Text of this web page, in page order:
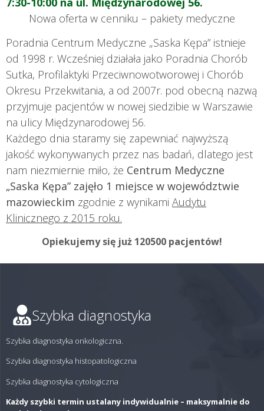
Nowa oferta w cenniku – pakiety medyczne
Poradnia Centrum Medyczne „Saska Kępa” istnieje
od 1998 r. Wcześniej działała jako Poradnia Chorób
Sutka, Profilaktyki Przeciwnowotworowej i Chorób
Okresu Przekwitania, a od 2007r. pod obecną nazwą
przyjmuje pacjentów w nowej siedzibie w Warszawie
na ulicy Międzynarodowej 56.
Każdego dnia staramy się zapewniać najwyższą
jakość wykonywanych przez nas badań, dlatego jest
nam niezmiernie miło, że Centrum Medyczne
„Saska Kępa” zajęło 1 miejsce w województwie
mazowieckim zgodnie z wynikami Audytu
Klinicznego z 2015 roku.
Opiekujemy się już 120500 pacjentów!
Szybka diagnostyka
Szybka diagnostyka onkologiczna.
Szybka diagnostyka histopatologiczna
Szybka diagnostyka cytologiczna
Każdy szybki termin ustalany indywidualnie – maksymalnie do